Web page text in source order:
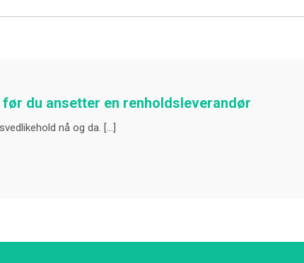
du ansetter en renholdsleverandør
nå og da. […]